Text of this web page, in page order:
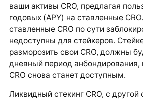
ваши активы CRO, предлагая
годовых (APY) на ставленные
ставленные CRO по сути
недоступны для стейкеров.
разморозить свои CRO, должны
дневный период
CRO снова станет доступным.
Ликвидный стекинг CRO, с